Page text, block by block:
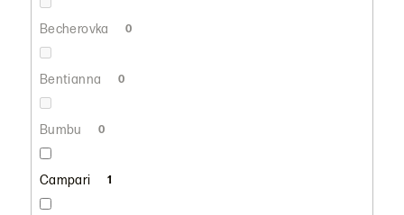
Becherovka 0
Bentianna 0
Bumbu 0
Campari 1